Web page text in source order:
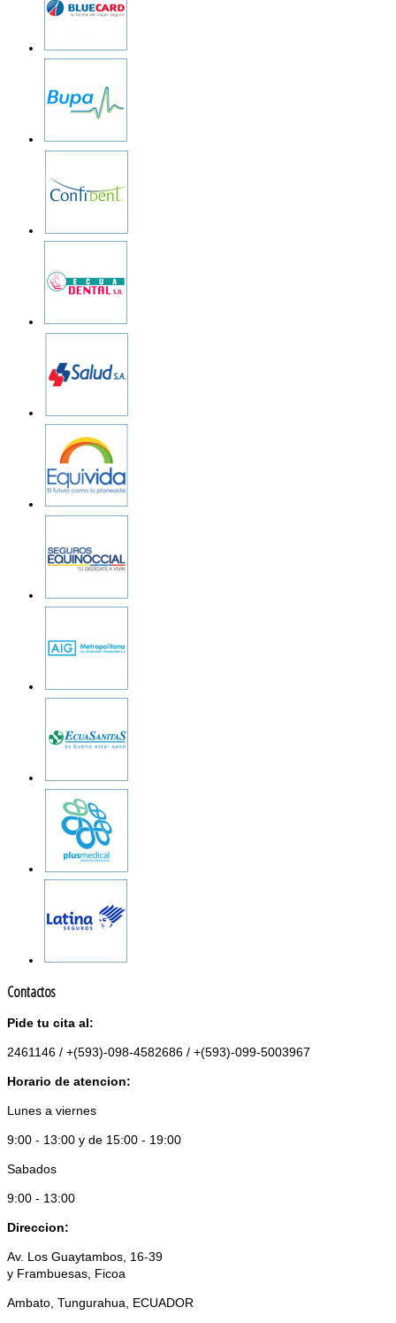
Contactos
Pide tu cita al:
2461146 / +(593)-098-4582686 / +(593)-099-5003967
Horario de atencion:
Lunes a viernes
9:00 - 13:00 y de 15:00 - 19:00
Sabados
9:00 - 13:00
Direccion:
Av. Los Guaytambos, 16-39
y Frambuesas, Ficoa
Ambato, Tungurahua, ECUADOR